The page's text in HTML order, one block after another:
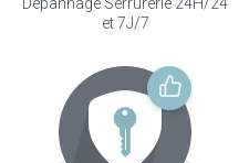
Dépannage Serrurerie 24H/24
et 7J/7